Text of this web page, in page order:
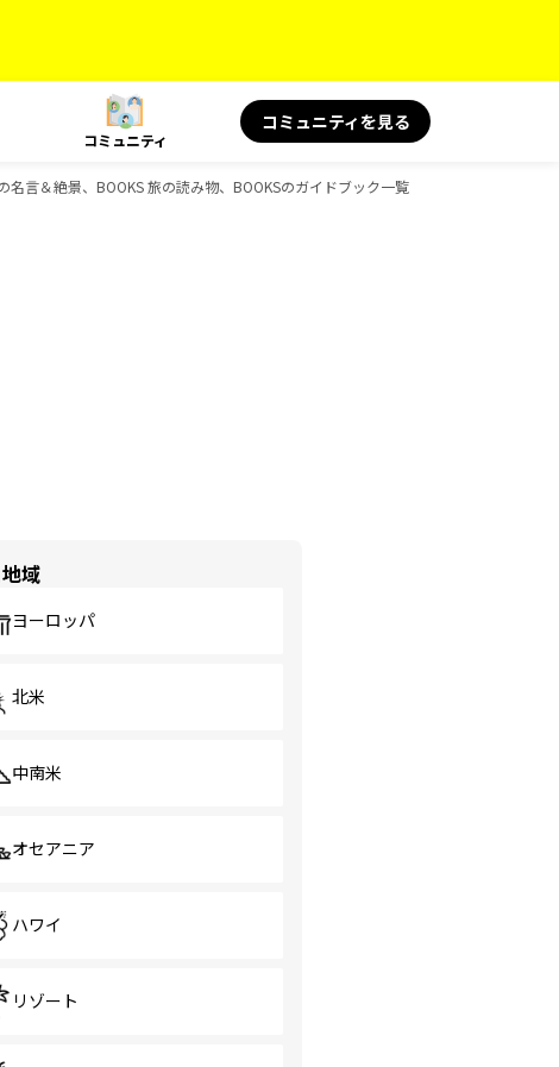
コミュニティ
コミュニティを見る
言＆絶景、BOOKS 旅の読み物、BOOKSのガイドブック一覧
域
ヨーロッパ
北米
中南米
オセアニア
ハワイ
リゾート